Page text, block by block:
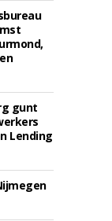
gunt
Lending